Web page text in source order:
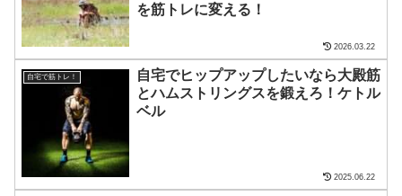
を筋トレに変える！
2026.03.22
自宅で筋トレ！
自宅でヒップアップしたいなら大殿筋
とハムストリングスを鍛えろ！ケトル
ベル
2025.06.22